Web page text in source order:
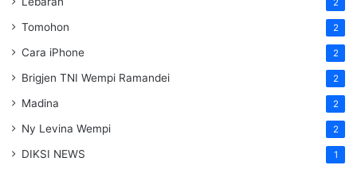
2
Tomohon 2
Cara iPhone 2
Brigjen TNI Wempi Ramandei 2
Madina 2
Ny Levina Wempi 2
DIKSI NEWS 1